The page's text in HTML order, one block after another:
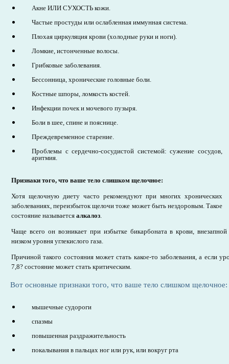
Акне ИЛИ СУХОСТЬ кожи.
Частые простуды или ослабленная иммунная система.
Плохая циркуляция крови (холодные руки и ноги).
Ломкие, истонченные волосы.
Грибковые заболевания.
Бессонница, хронические головные боли.
Костные шпоры, ломкость костей.
Инфекции почек и мочевого пузыря.
Боли в шее, спине и пояснице.
Преждевременное старение.
Проблемы с сердечно-сосудистой системой: сужение сосудов,
аритмия.
Признаки того, что ваше тело слишком щелочное:
Хотя щелочную диету часто рекомендуют при многих хронических
заболеваниях, переизбыток щелочи тоже может быть нездоровым. Такое
состояние называется алкалоз.
Чаще всего он возникает при избытке бикарбоната в крови,
низком уровня углекислого газа.
Причиной такого состояния может стать какое-то заболевания, а если
7,8? состояние может стать критическим.
Вот основные признаки того, что ваше тело слишком щелочное:
мышечные судороги
спазмы
повышенная раздражительность
покалывания в пальцах ног или рук, или вокруг рта